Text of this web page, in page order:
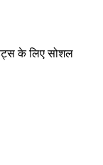
के लिए सोशल